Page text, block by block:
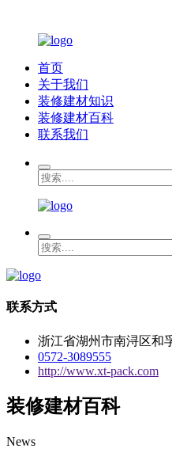
首页
关于我们
装修建材知识
装修建材百科
联系我们
联系方式
浙江省湖州市南浔区和
0572-3089555
http://www.xt-pack.com
装修建材百科
News